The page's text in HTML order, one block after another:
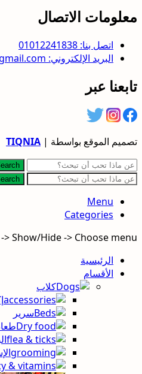
معلومات الاتصال
اتصل بنا: 01012241838
البريد الإلكتروني: 7pets@gmail.com
تابعنا عبر
تصميم الموقع بواسطة | TIQNIA
Menu
Categories
Show/Hide -> Choose menu
الرئيسية
الأقسام
كلاب
سرير